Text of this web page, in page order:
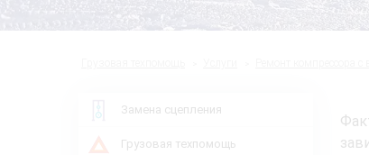
Замена сцепления
Грузовая техпомощь